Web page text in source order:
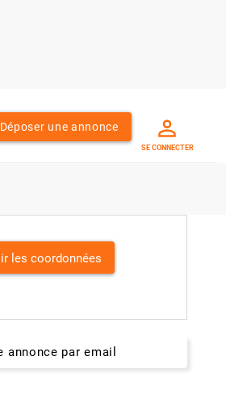
Déposer une annonce
SE CONNECTER
les coordonnées
annonce par email